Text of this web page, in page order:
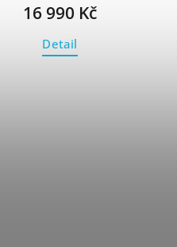
16 990 Kč
Detail